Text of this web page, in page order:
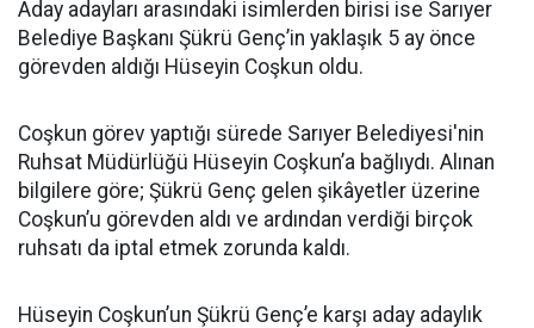
Aday adayları arasındaki isimlerden birisi ise Sarıyer
Belediye Başkanı Şükrü Genç’in yaklaşık 5 ay önce
görevden aldığı Hüseyin Coşkun oldu.
Coşkun görev yaptığı sürede Sarıyer Belediyesi'nin
Ruhsat Müdürlüğü Hüseyin Coşkun’a bağlıydı. Alınan
bilgilere göre; Şükrü Genç gelen şikâyetler üzerine
Coşkun’u görevden aldı ve ardından verdiği birçok
ruhsatı da iptal etmek zorunda kaldı.
Hüseyin Coşkun’un Şükrü Genç’e karşı aday adaylık